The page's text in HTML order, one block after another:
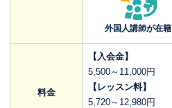
外国人講師が在籍
料金
【入会金】
5,500～11,000円
【レッスン料】
5,720～12,980円